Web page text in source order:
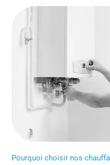
Pourquoi choisir nos